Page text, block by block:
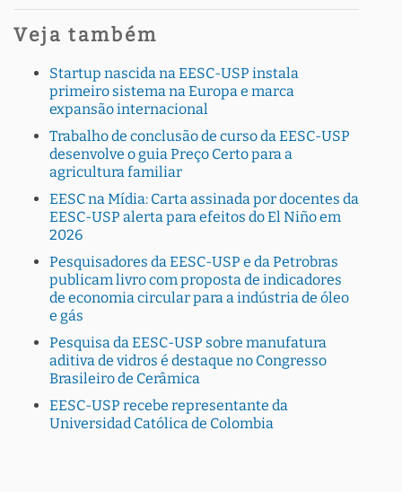
Veja também
Startup nascida na EESC-USP instala
primeiro sistema na Europa e marca
expansão internacional
Trabalho de conclusão de curso da EESC-USP
desenvolve o guia Preço Certo para a
agricultura familiar
EESC na Mídia: Carta assinada por docentes da
EESC-USP alerta para efeitos do El Niño em
2026
Pesquisadores da EESC-USP e da Petrobras
publicam livro com proposta de indicadores
de economia circular para a indústria de óleo
e gás
Pesquisa da EESC-USP sobre manufatura
aditiva de vidros é destaque no Congresso
Brasileiro de Cerâmica
EESC-USP recebe representante da
Universidad Católica de Colombia